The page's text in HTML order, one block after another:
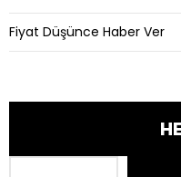
Fiyat Düşünce Haber Ver